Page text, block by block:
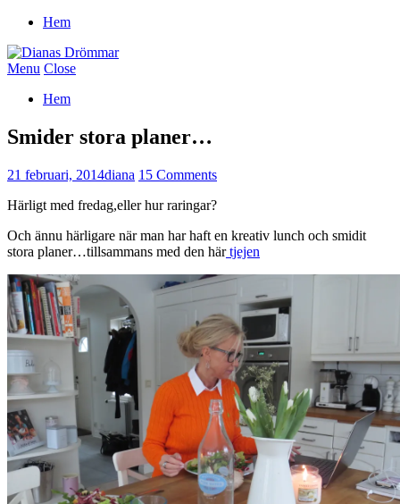
Hem
Menu Close
Hem
Smider stora planer…
21 februari, 2014diana 15 Comments
Härligt med fredag,eller hur raringar?
Och ännu härligare när man har haft en kreativ lunch och smidit
stora planer…tillsammans med den härtjejen